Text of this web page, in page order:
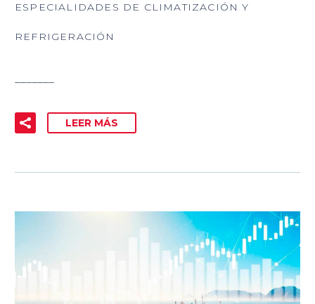
ESPECIALIDADES DE CLIMATIZACIÓN Y
REFRIGERACIÓN
LEER MÁS